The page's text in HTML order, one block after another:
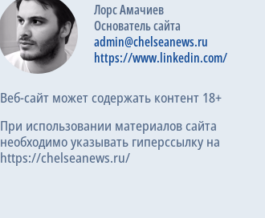
Лорс Амачиев
Основатель сайта
admin@chelseanews.ru
https://www.linkedin.com/
Веб-сайт может содержать контент 18+
При использовании материалов сайта
необходимо указывать гиперссылку на
https://chelseanews.ru/